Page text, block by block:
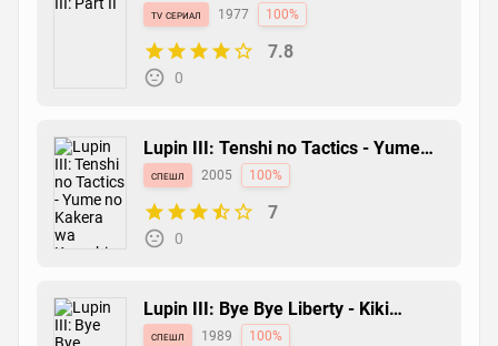
tv сериал 1977 100%
7.8
0
Lupin III: Tenshi no Tactics - Yume
no Kakera wa Koroshi no Kaori
спешл 2005 100%
7
0
Lupin III: Bye Bye Liberty - Kiki
Ippatsu!
спешл 1989 100%